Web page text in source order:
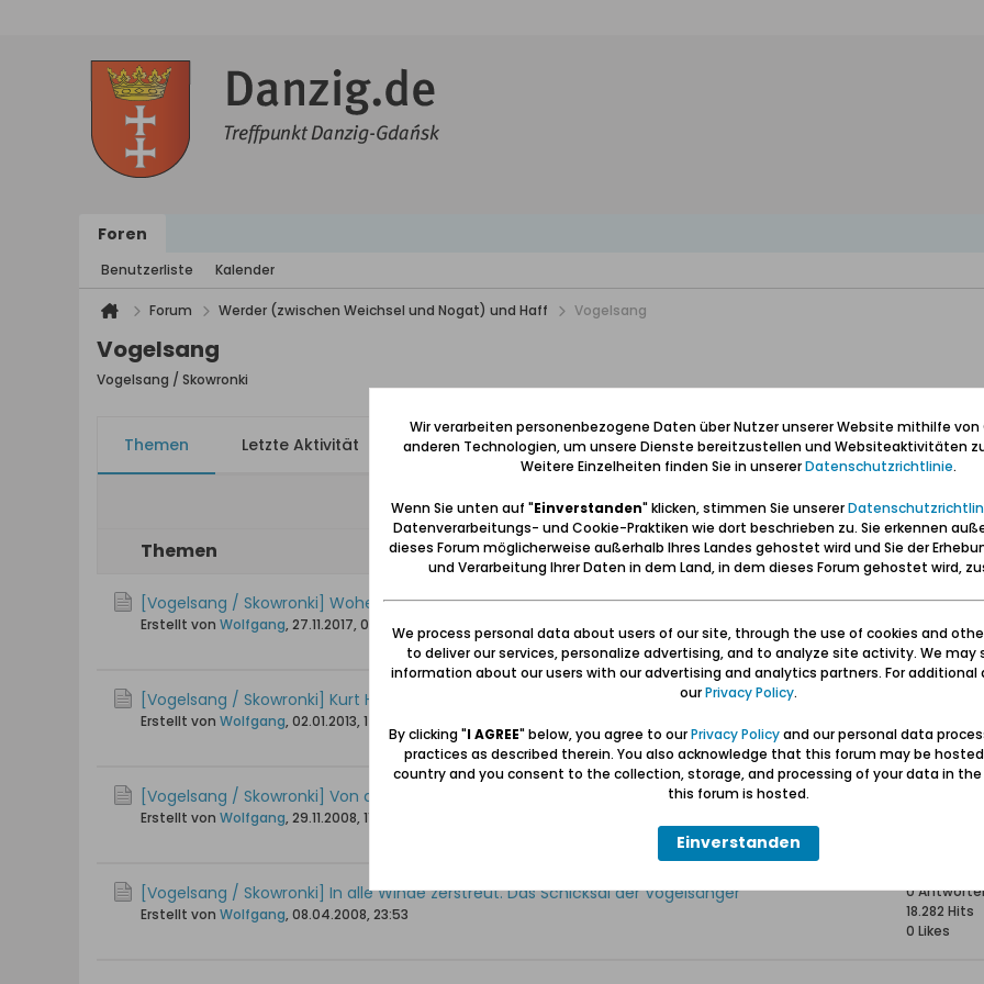
Foren
Benutzerliste Kalender
Forum Werder (zwischen Weichsel und Nogat) und Haff Vogelsang
Vogelsang
Vogelsang / Skowronki
Themen Letzte Aktivität Meine Abonnements Bilder
Themen
[Vogelsang / Skowronki] Woher die Bewohner Vogelsangs stammten
Erstellt von Wolfgang, 27.11.2017, 02:42
0
0 Likes
[Vogelsang / Skowronki] Kurt Hübert: Wanderung nach Vogelsang
Erstellt von Wolfgang, 02.01.2013, 17:45
0 Likes
[Vogelsang / Skowronki] Von der Versippung Vogelsangs
Erstellt von Wolfgang, 29.11.2008, 11:43
[Vogelsang / Skowronki] In alle Winde zerstreut. Das Schicksal der Vogelsänger
Erstellt von Wolfgang, 08.04.2008, 23:53
0
18.282 Hits
0 Likes
Wir verarbeiten personenbezogene Daten über Nutzer unserer Website mithilfe von
anderen Technologien, um unsere Dienste bereitzustellen und Websiteaktivitäten
Weitere Einzelheiten finden Sie in unsererDatenschutzrichtlinie.
Wenn Sie unten auf "Einverstanden" klicken, stimmen Sie unserer
Datenverarbeitungs- und Cookie-Praktiken wie dort beschrieben zu. Sie erkennen
dieses Forum möglicherweise außerhalb Ihres Landes gehostet wird und Sie der
und Verarbeitung Ihrer Daten in dem Land, in dem dieses Forum gehostet wird,
We process personal data about users of our site, through the use of cookies and
to deliver our services, personalize advertising, and to analyze site activity. We may
information about our users with our advertising and analytics partners. For additional
ourPrivacy Policy.
By clicking "I AGREE" below, you agree to ourPrivacy Policyand our personal data
practices as described therein. You also acknowledge that this forum may be
country and you consent to the collection, storage, and processing of your data in
this forum is hosted.
Einverstanden